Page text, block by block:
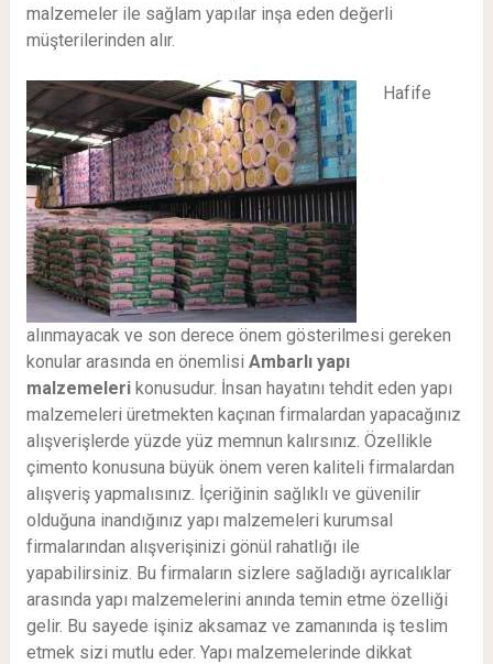
malzemeler ile sağlam yapılar inşa eden değerli
müşterilerinden alır.
Hafife
alınmayacak ve son derece önem gösterilmesi gereken
konular arasında en önemlisi Ambarlı yapı
malzemeleri konusudur. İnsan hayatını tehdit eden yapı
malzemeleri üretmekten kaçınan firmalardan yapacağınız
alışverişlerde yüzde yüz memnun kalırsınız. Özellikle
çimento konusuna büyük önem veren kaliteli firmalardan
alışveriş yapmalısınız. İçeriğinin sağlıklı ve güvenilir
olduğuna inandığınız yapı malzemeleri kurumsal
firmalarından alışverişinizi gönül rahatlığı ile
yapabilirsiniz. Bu firmaların sizlere sağladığı ayrıcalıklar
arasında yapı malzemelerini anında temin etme özelliği
gelir. Bu sayede işiniz aksamaz ve zamanında iş teslim
etmek sizi mutlu eder. Yapı malzemelerinde dikkat